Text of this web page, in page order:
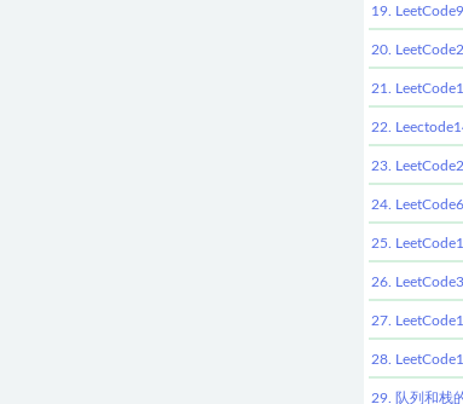
19.
20.
21.
22.
23.
24.
25.
26.
27.
28.
29. 队列和栈